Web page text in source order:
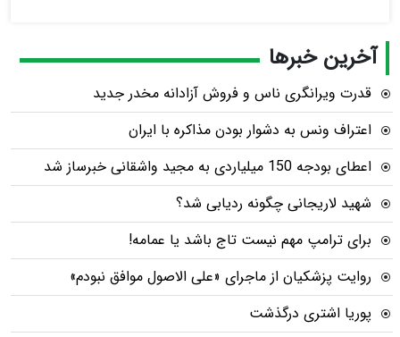
آخرین خبرها
قدرت ویرانگری ناس و فروش آزادانه مخدر جدید
اعتراف ونس به دشوار بودن مذاکره با ایران
اعطای بودجه 150 میلیاردی به مجید واشقانی خبرساز شد
شهید لاریجانی چگونه ردیابی شد؟
برای ترامپ مهم نیست تاج باشد یا عمامه!
روایت پزشکیان از ماجرای «علی الاصول موافق نبودم»
پوریا اشتری درگذشت